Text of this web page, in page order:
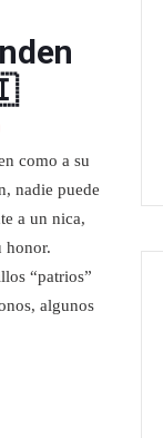
como a su
nadie puede
a un nica,
honor.
“patrios”
algunos